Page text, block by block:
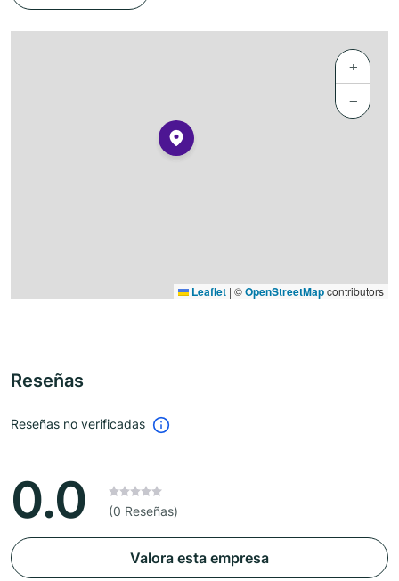
+
−
Leaflet | ©OpenStreetMapcontributors
Reseñas
Reseñas no verificadas
0.0 (0 Reseñas)
Valora esta empresa